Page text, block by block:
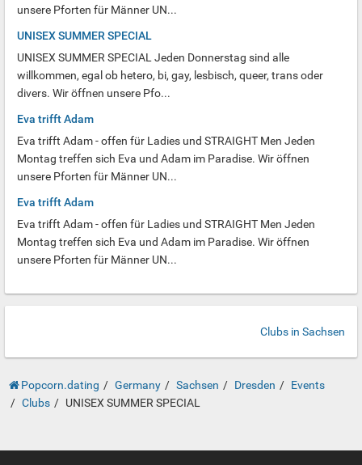
unsere Pforten für Männer UN...
UNISEX SUMMER SPECIAL
UNISEX SUMMER SPECIAL Jeden Donnerstag sind alle
willkommen, egal ob hetero, bi, gay, lesbisch, queer, trans oder
divers. Wir öffnen unsere Pfo...
Eva trifft Adam
Eva trifft Adam - offen für Ladies und STRAIGHT Men Jeden
Montag treffen sich Eva und Adam im Paradise. Wir öffnen
unsere Pforten für Männer UN...
Eva trifft Adam
Eva trifft Adam - offen für Ladies und STRAIGHT Men Jeden
Montag treffen sich Eva und Adam im Paradise. Wir öffnen
unsere Pforten für Männer UN...
Clubs in Sachsen
Popcorn.dating Germany Sachsen Dresden
Events
Clubs
UNISEX SUMMER SPECIAL